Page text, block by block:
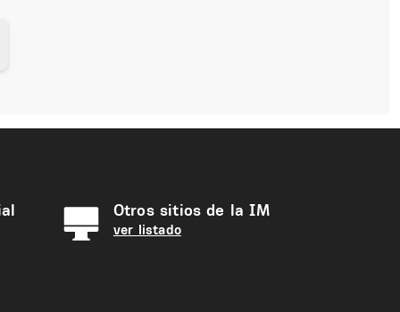
Otros sitios de la IM
ver listado